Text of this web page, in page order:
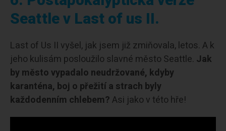
Seattle v Last of us II.
Last of Us II vyšel, jak jsem již zmiňovala, letos. A k
jeho kulisám posloužilo slavné město Seattle. Jak
by město vypadalo neudržované, kdyby
karanténa, boj o přežití a strach byly
každodenním chlebem?Asi jako v této hře!